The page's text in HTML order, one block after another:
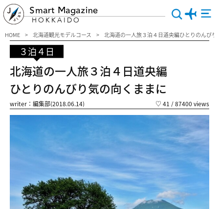
Smart Magazine
HOKKAIDO
HOME 北海道観光モデルコース 北海道の一人旅３泊４日道央編ひとりのんび
３泊４日
北海道の一人旅３泊４日道央編
ひとりのんびり気の向くままに
writer：編集部(2018.06.14) ♡ 41 / 87400 views